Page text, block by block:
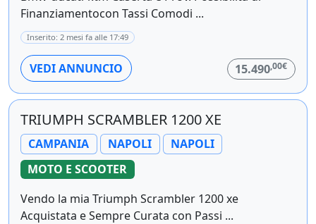
Finanziamentocon Tassi Comodi ...
Inserito: 2 mesi fa alle 17:49
VEDI ANNUNCIO 15.490,00€
TRIUMPH SCRAMBLER 1200 XE
CAMPANIA NAPOLI
NAPOLI
MOTO E SCOOTER
Vendo la mia Triumph Scrambler 1200 xe
Acquistata e Sempre Curata con Passi ...